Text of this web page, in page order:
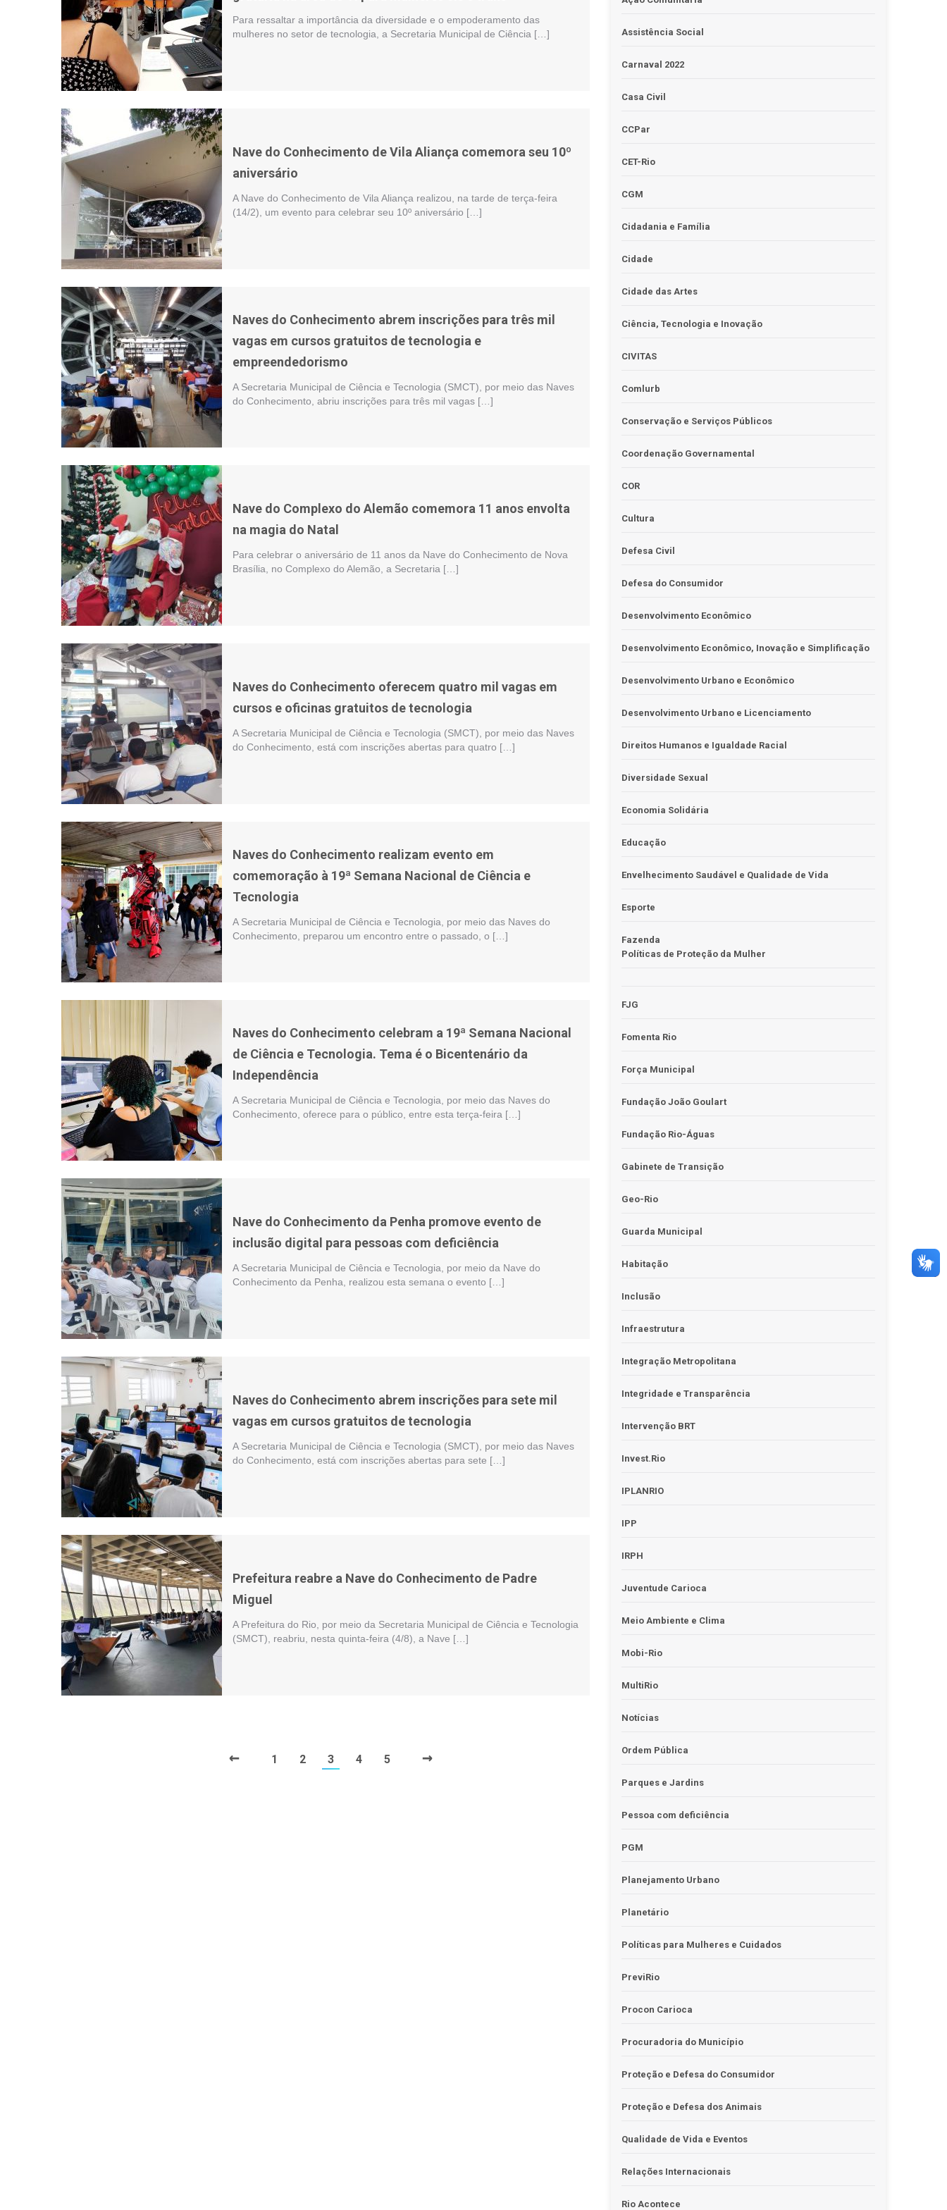
Para ressaltar a importância da diversidade e o empoderamento das
mulheres no setor de tecnologia, a Secretaria Municipal de Ciência […]
Nave do Conhecimento de Vila Aliança comemora seu 10º
aniversário
A Nave do Conhecimento de Vila Aliança realizou, na tarde de terça-feira
(14/2), um evento para celebrar seu 10º aniversário […]
Naves do Conhecimento abrem inscrições para três mil
vagas em cursos gratuitos de tecnologia e
empreendedorismo
A Secretaria Municipal de Ciência e Tecnologia (SMCT), por meio das Naves
do Conhecimento, abriu inscrições para três mil vagas […]
Nave do Complexo do Alemão comemora 11 anos envolta
na magia do Natal
Para celebrar o aniversário de 11 anos da Nave do Conhecimento de Nova
Brasília, no Complexo do Alemão, a Secretaria […]
Naves do Conhecimento oferecem quatro mil vagas em
cursos e oficinas gratuitos de tecnologia
A Secretaria Municipal de Ciência e Tecnologia (SMCT), por meio das Naves
do Conhecimento, está com inscrições abertas para quatro […]
Naves do Conhecimento realizam evento em
comemoração à 19ª Semana Nacional de Ciência e
Tecnologia
A Secretaria Municipal de Ciência e Tecnologia, por meio das Naves do
Conhecimento, preparou um encontro entre o passado, o […]
Naves do Conhecimento celebram a 19ª Semana Nacional
de Ciência e Tecnologia. Tema é o Bicentenário da
Independência
A Secretaria Municipal de Ciência e Tecnologia, por meio das Naves do
Conhecimento, oferece para o público, entre esta terça-feira […]
Nave do Conhecimento da Penha promove evento de
inclusão digital para pessoas com deficiência
A Secretaria Municipal de Ciência e Tecnologia, por meio da Nave do
Conhecimento da Penha, realizou esta semana o evento […]
Naves do Conhecimento abrem inscrições para sete mil
vagas em cursos gratuitos de tecnologia
A Secretaria Municipal de Ciência e Tecnologia (SMCT), por meio das Naves
do Conhecimento, está com inscrições abertas para sete […]
Prefeitura reabre a Nave do Conhecimento de Padre
Miguel
A Prefeitura do Rio, por meio da Secretaria Municipal de Ciência e Tecnologia
(SMCT), reabriu, nesta quinta-feira (4/8), a Nave […]
← 1 2 3 4 5 →
Assistência Social
Carnaval 2022
Casa Civil
CCPar
CET-Rio
CGM
Cidadania e Família
Cidade
Cidade das Artes
Ciência, Tecnologia e Inovação
CIVITAS
Comlurb
Conservação e Serviços Públicos
Coordenação Governamental
COR
Cultura
Defesa Civil
Defesa do Consumidor
Desenvolvimento Econômico
Desenvolvimento Econômico, Inovação e Simplificação
Desenvolvimento Urbano e Econômico
Desenvolvimento Urbano e Licenciamento
Direitos Humanos e Igualdade Racial
Diversidade Sexual
Economia Solidária
Educação
Envelhecimento Saudável e Qualidade de Vida
Esporte
Fazenda
Políticas de Proteção da Mulher
FJG
Fomenta Rio
Força Municipal
Fundação João Goulart
Fundação Rio-Águas
Gabinete de Transição
Geo-Rio
Guarda Municipal
Habitação
Inclusão
Infraestrutura
Integração Metropolitana
Integridade e Transparência
Intervenção BRT
Invest.Rio
IPLANRIO
IPP
IRPH
Juventude Carioca
Meio Ambiente e Clima
Mobi-Rio
MultiRio
Notícias
Ordem Pública
Parques e Jardins
Pessoa com deficiência
PGM
Planejamento Urbano
Planetário
Políticas para Mulheres e Cuidados
PreviRio
Procon Carioca
Procuradoria do Município
Proteção e Defesa do Consumidor
Proteção e Defesa dos Animais
Qualidade de Vida e Eventos
Relações Internacionais
Rio Acontece